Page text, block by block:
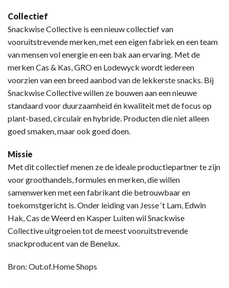
Collectief
Snackwise Collective is een nieuw collectief van
vooruitstrevende merken, met een eigen fabriek en een team
van mensen vol energie en een bak aan ervaring. Met de
merken Cas & Kas, GRO en Lodewyck wordt iedereen
voorzien van een breed aanbod van de lekkerste snacks. Bij
Snackwise Collective willen ze bouwen aan een nieuwe
standaard voor duurzaamheid én kwaliteit met de focus op
plant-based, circulair en hybride. Producten die niet alleen
goed smaken, maar ook goed doen.
Missie
Met dit collectief menen ze de ideale productiepartner te zijn
voor groothandels, formules en merken, die willen
samenwerken met een fabrikant die betrouwbaar en
toekomstgericht is. Onder leiding van Jesse ‘t Lam, Edwin
Hak, Cas de Weerd en Kasper Luiten wil Snackwise
Collective uitgroeien tot de meest vooruitstrevende
snackproducent van de Benelux.
Bron: Out.of.Home Shops